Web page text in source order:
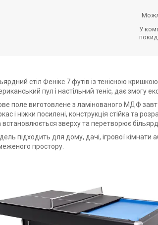
У
стіл Фенікс 7 футів із тенісною
пул і настільний теніс, дає змогу
поле виготовлене з ламінованого МДФ
і ніжки посилені, конструкція стійка та
встановлюється зверху та перетворює більярд
підходить для дому, дачі, ігрової кімнати
простору.